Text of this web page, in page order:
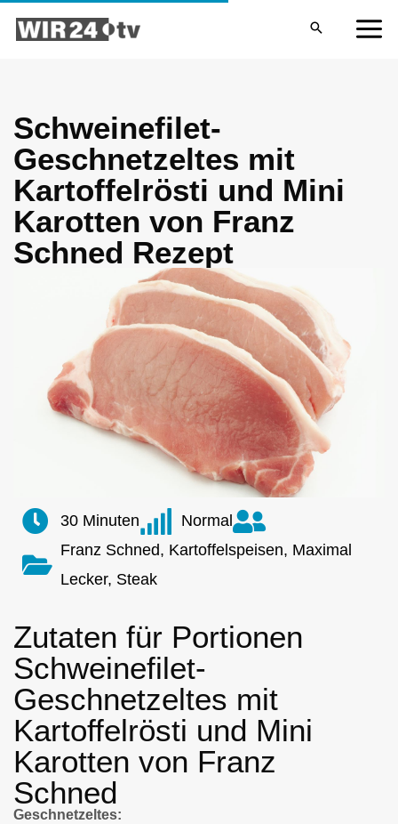
Inhalt
Schweinefilet-
Geschnetzeltes mit
Kartoffelrösti und Mini
Karotten von Franz
Schned Rezept
30 Minuten
Normal
Franz Schned, Kartoffelspeisen, Maximal
Lecker, Steak
Zutaten für Portionen
Schweinefilet-
Geschnetzeltes mit
Kartoffelrösti und Mini
Karotten von Franz
Schned
Geschnetzeltes: